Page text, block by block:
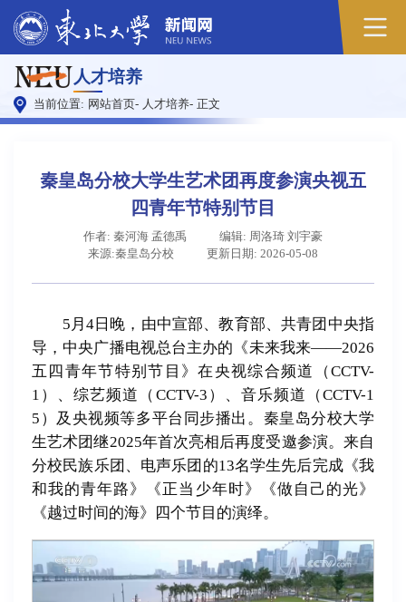
人才培养
当前位置: 网站首页- 人才培养- 正文
秦皇岛分校大学生艺术团再度参演央视五
四青年节特别节目
作者: 秦河海 孟德禹
编辑: 周洛琦 刘宇豪
来源:秦皇岛分校
更新日期: 2026-05-08
5月4日晚，由中宣部、教育部、共青团中央指
导，中央广播电视总台主办的《未来我来——2026
五四青年节特别节目》在央视综合频道（CCTV-
1）、综艺频道（CCTV-3）、音乐频道（CCTV-1
5）及央视频等多平台同步播出。秦皇岛分校大学
生艺术团继2025年首次亮相后再度受邀参演。来自
分校民族乐团、电声乐团的13名学生先后完成《我
和我的青年路》《正当少年时》《做自己的光》
《越过时间的海》四个节目的演绎。
原